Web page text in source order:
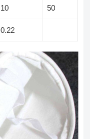
10 50
0.22